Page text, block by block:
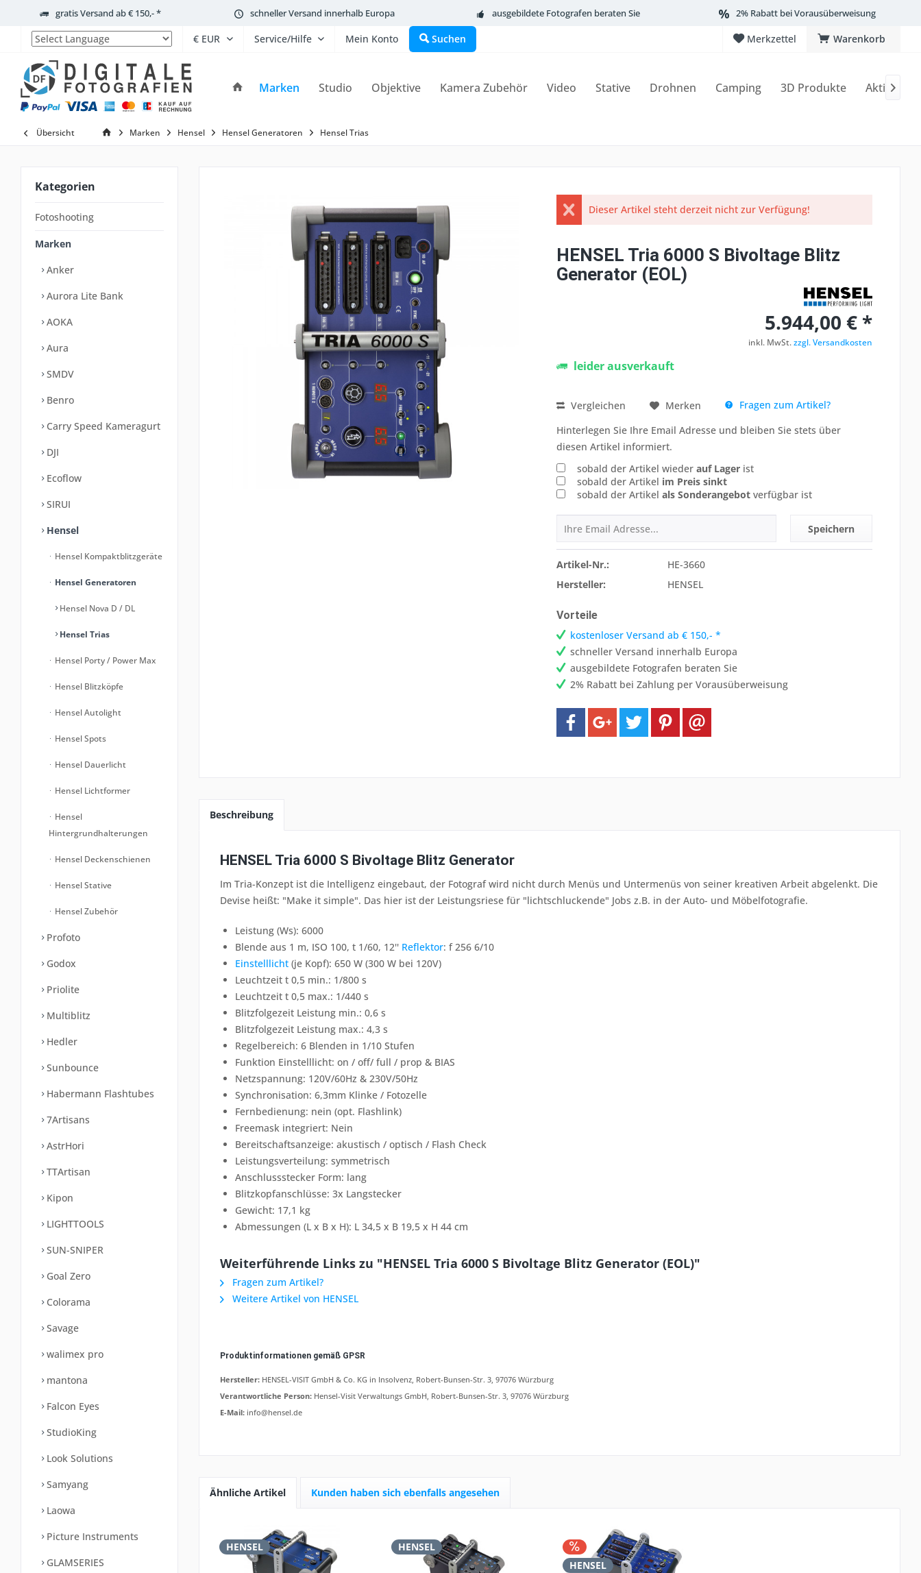
gratis Versand ab € 150,- * schneller Versand innerhalb Europa ausgebildete Fotografen beraten Sie 2% Rabatt bei Vorausüberweisung
Powered by
Warenkorb
Merkzettel
Service/Hilfe Mein Konto Suchen
Marken Studio Objektive Kamera Zubehör Video Stative Drohnen Camping 3D Produkte Aktionen

Übersicht Marken Hensel Hensel Generatoren Hensel Trias
Kategorien
Fotoshooting
Marken
Anker
Aurora Lite Bank
AOKA
Aura
SMDV
Benro
Carry Speed Kameragurt
DJI
Ecoflow
SIRUI
Hensel
Hensel Kompaktblitzgeräte
Hensel Generatoren
Hensel Nova D / DL
Hensel Trias
Hensel Porty / Power Max
Hensel Blitzköpfe
Hensel Autolight
Hensel Spots
Hensel Dauerlicht
Hensel Lichtformer
Hensel
Hintergrundhalterungen
Hensel Deckenschienen
Hensel Stative
Hensel Zubehör
Profoto
Godox
Priolite
Multiblitz
Hedler
Sunbounce
Habermann Flashtubes
7Artisans
AstrHori
TTArtisan
Kipon
LIGHTTOOLS
SUN-SNIPER
Goal Zero
Colorama
Savage
walimex pro
mantona
Falcon Eyes
StudioKing
Look Solutions
Samyang
Laowa
Picture Instruments
GLAMSERIES
Dieser Artikel steht derzeit nicht zur Verfügung!
HENSEL Tria 6000 S Bivoltage Blitz
Generator (EOL)
5.944,00 € *
inkl. MwSt.zzgl. Versandkosten
leider ausverkauft
Vergleichen Merken
Fragen zum Artikel?
Hinterlegen Sie Ihre Email Adresse und bleiben Sie stets über
diesen Artikel informiert.
sobald der Artikel wieder auf Lagerist
sobald der Artikel im Preis sinkt
sobald der Artikel als Sonderangebotverfügbar ist
Speichern
Artikel-Nr.:
HE-3660
Hersteller:
HENSEL
Vorteile
kostenloser Versand ab € 150,- *
schneller Versand innerhalb Europa
ausgebildete Fotografen beraten Sie
2% Rabatt bei Zahlung per Vorausüberweisung
Beschreibung
HENSEL Tria 6000 S Bivoltage Blitz Generator
Im Tria-Konzept ist die Intelligenz eingebaut, der Fotograf wird nicht durch Menüs und Untermenüs von seiner kreativen Arbeit abgelenkt. Die
Devise heißt: "Make it simple". Das hier ist der Leistungsriese für "lichtschluckende" Jobs z.B. in der Auto- und Möbelfotografie.
Leistung (Ws): 6000
Blende aus 1 m, ISO 100, t 1/60, 12'' Reflektor: f 256 6/10
Einstelllicht (je Kopf): 650 W (300 W bei 120V)
Leuchtzeit t 0,5 min.: 1/800 s
Leuchtzeit t 0,5 max.: 1/440 s
Blitzfolgezeit Leistung min.: 0,6 s
Blitzfolgezeit Leistung max.: 4,3 s
Regelbereich: 6 Blenden in 1/10 Stufen
Funktion Einstelllicht: on / off/ full / prop & BIAS
Netzspannung: 120V/60Hz & 230V/50Hz
Synchronisation: 6,3mm Klinke / Fotozelle
Fernbedienung: nein (opt. Flashlink)
Freemask integriert: Nein
Bereitschaftsanzeige: akustisch / optisch / Flash Check
Leistungsverteilung: symmetrisch
Anschlussstecker Form: lang
Blitzkopfanschlüsse: 3x Langstecker
Gewicht: 17,1 kg
Abmessungen (L x B x H): L 34,5 x B 19,5 x H 44 cm
Weiterführende Links zu "HENSEL Tria 6000 S Bivoltage Blitz Generator (EOL)"
Fragen zum Artikel?
Weitere Artikel von HENSEL
Produktinformationen gemäß GPSR
Hersteller: HENSEL-VISIT GmbH & Co. KG in Insolvenz, Robert-Bunsen-Str. 3, 97076 Würzburg
Verantwortliche Person: Hensel-Visit Verwaltungs GmbH, Robert-Bunsen-Str. 3, 97076 Würzburg
E-Mail: info@hensel.de
Ähnliche Artikel Kunden haben sich ebenfalls angesehen
HENSEL HENSEL
HENSEL